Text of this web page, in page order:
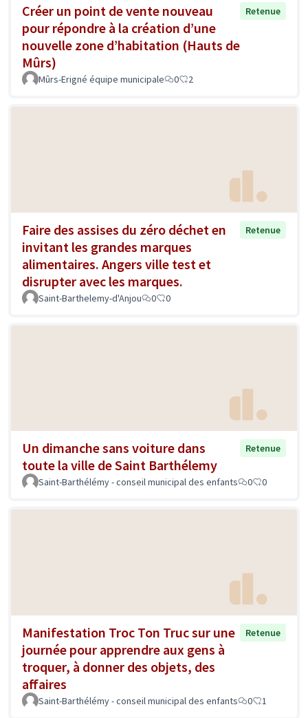
Créer un point de vente nouveau
pour répondre à la création d’une
nouvelle zone d’habitation (Hauts de
Mûrs)
Retenue
Mûrs-Erigné équipe municipale 0 2
Faire des assises du zéro déchet en
invitant les grandes marques
alimentaires. Angers ville test et
disrupter avec les marques.
Retenue
Saint-Barthelemy-d'Anjou 0 0
Un dimanche sans voiture dans
toute la ville de Saint Barthélemy
Retenue
Saint-Barthélémy - conseil municipal des enfants 0 0
Manifestation Troc Ton Truc sur une
journée pour apprendre aux gens à
troquer, à donner des objets, des
affaires
Retenue
Saint-Barthélémy - conseil municipal des enfants 0 1